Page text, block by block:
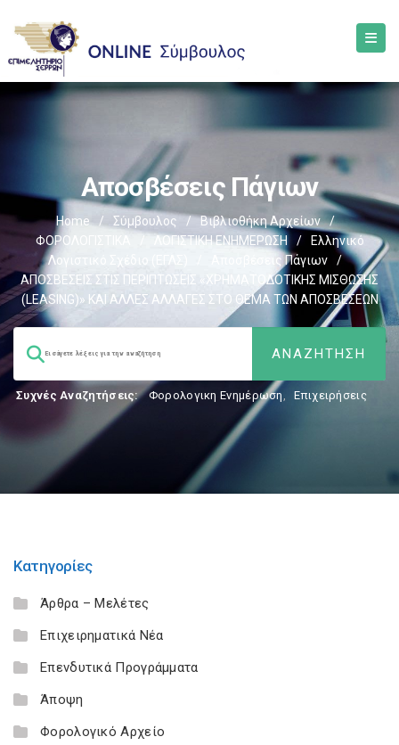
Αποσβέσεις Πάγιων
Home / Σύμβουλος / Βιβλιοθήκη Αρχείων
/
ΦΟΡΟΛΟΓΙΣΤΙΚΑ
ΛΟΓΙΣΤΙΚΗ ΕΝΗΜΕΡΩΣΗ /
Ελληνικό
Λογιστικό Σχέδιο (ΕΓΛΣ)
Αποσβέσεις Πάγιων
/
ΑΠΟΣΒΕΣΕΙΣ ΣΤΙΣ ΠΕΡΙΠΤΩΣΕΙΣ «ΧΡΗΜΑΤΟΔΟΤΙΚΗΣ ΜΙΣΘΩΣΗΣ
(LEASING)» ΚΑΙ ΑΛΛΕΣ ΑΛΛΑΓΕΣ ΣΤΟ ΘΕΜΑ ΤΩΝ ΑΠΟΣΒΕΣΕΩΝ
Συχνές Αναζητήσεις: Φορολογικη Ενημέρωση, Επιχειρήσεις
Κατηγορίες
Άρθρα – Μελέτες
Επιχειρηματικά Νέα
Επενδυτικά Προγράμματα
Άποψη
Φορολογικό Αρχείο